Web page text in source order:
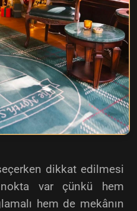
dikkat edilmesi
var çünkü hem
hem de mekânın